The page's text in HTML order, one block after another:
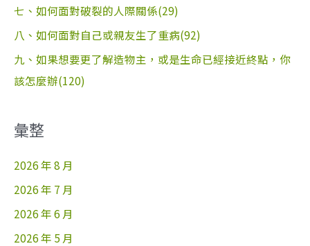
七、如何面對破裂的人際關係(29)
八、如何面對自己或親友生了重病(92)
九、如果想要更了解造物主，或是生命已經接近終點，你
該怎麼辦(120)
彙整
2026 年 8 月
2026 年 7 月
2026 年 6 月
2026 年 5 月